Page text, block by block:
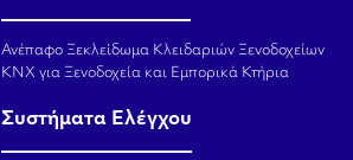
Ανέπαφο Ξεκλείδωμα Κλειδαριών Ξενοδοχείων
KNX για Ξενοδοχεία και Εμπορικά Κτήρια
Συστήματα Ελέγχου